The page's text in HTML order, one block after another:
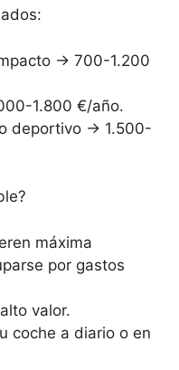
→ 700-1.200
1.800 €/año.
deportivo → 1.500-
máxima
por gastos
valor.
coche a diario o en